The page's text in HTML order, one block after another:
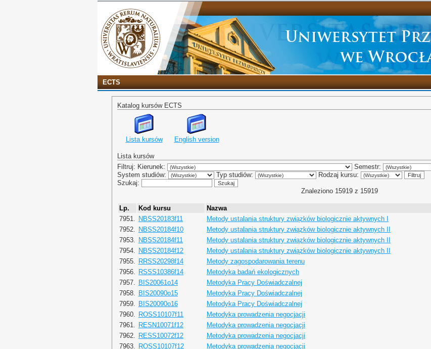
ECTS
Katalog kursów ECTS
Lista kursów English version
Lista kursów
Filtruj: Kierunek:
Semestr:
System studiów:
Typ studiów:
Rodzaj kursu:
Szukaj:
Znaleziono 15919 z 15919
Lp. Kod kursu Nazwa
7951. NBSS20183f11 Metody ustalania struktury związków biologicznie aktywnych I
7952. NBSS20184f10 Metody ustalania struktury związków biologicznie aktywnych II
7953. NBSS20184f11 Metody ustalania struktury związków biologicznie aktywnych II
7954. NBSS20184f12 Metody ustalania struktury związków biologicznie aktywnych II
7955. RRSS20298f14 Metody zagospodarowania terenu
7956. RSSS10386f14 Metodyka badań ekologicznych
7957. BIS20061o14 Metodyka Pracy Doświadczalnej
7958. BIS20090o15 Metodyka Pracy Doświadczalnej
7959. BIS20090o16 Metodyka Pracy Doświadczalnej
7960. ROSS10107f11 Metodyka prowadzenia negocjacji
7961. RESN10071f12 Metodyka prowadzenia negocjacji
7962. RESS10072f12 Metodyka prowadzenia negocjacji
7963. ROSS10107f12 Metodyka prowadzenia negocjacji